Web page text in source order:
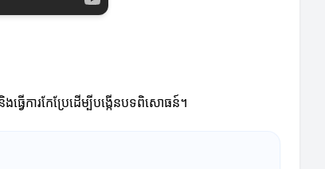
វើការកែប្រែដើម្បីបង្កើនបទពិសោធន៍។